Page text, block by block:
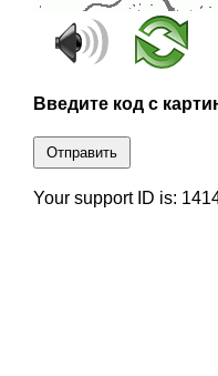
Введите код с
Отправить
Your support ID is: